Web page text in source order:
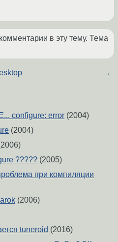
в эту тему. Тема
→
configure: error (2004)
(2004)
????? (2005)
при компиляции
(2006)
tuneroid (2016)